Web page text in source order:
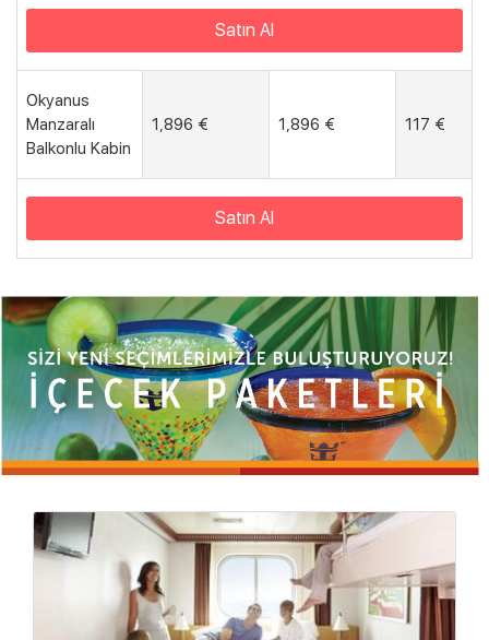
Satın Al
Okyanus
Manzaralı
Balkonlu Kabin
1,896 € 1,896 € 117 €
Satın Al